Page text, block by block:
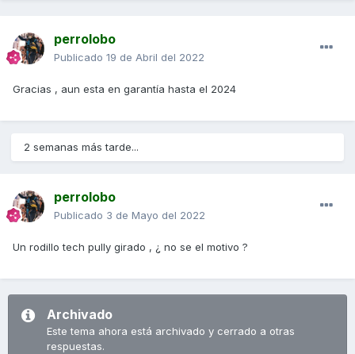
perrolobo
Publicado 19 de Abril del 2022
Gracias , aun esta en garantía hasta el 2024
2 semanas más tarde...
perrolobo
Publicado 3 de Mayo del 2022
Un rodillo tech pully girado , ¿ no se el motivo ?
Archivado
Este tema ahora está archivado y cerrado a otras
respuestas.